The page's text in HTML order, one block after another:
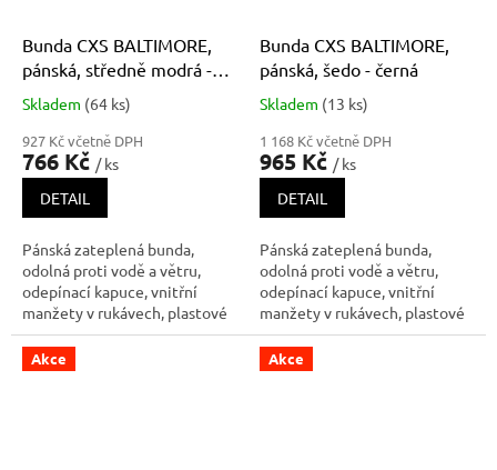
Bunda CXS BALTIMORE,
pánská, středně modrá -
černá
Průměrné
produktu
je
5,0
hvězdiček.
Skladem (64 ks)
927 Kč včetně DPH
766 Kč / ks
DETAIL
Pánská zateplená bunda,
odolná proti vodě a větru,
odepínací kapuce, vnitřní
manžety v rukávech, plastové
poutko pod svrchní kapsou,
stahování v dolním okraji,
lepené švy, TPU membrána,
Bunda CXS BALTIMORE,
pánská, šedo - černá
Průměrné
produktu
je
5,0
hvězdiček.
Skladem (13 ks)
1 168 Kč včetně DPH
965 Kč / ks
DETAIL
Pánská zateplená bunda,
odolná proti vodě a větru,
odepínací kapuce, vnitřní
manžety v rukávech, plastové
poutko pod svrchní kapsou,
stahování v dolním okraji,
lepené švy, TPU membrána,
Akce Akce